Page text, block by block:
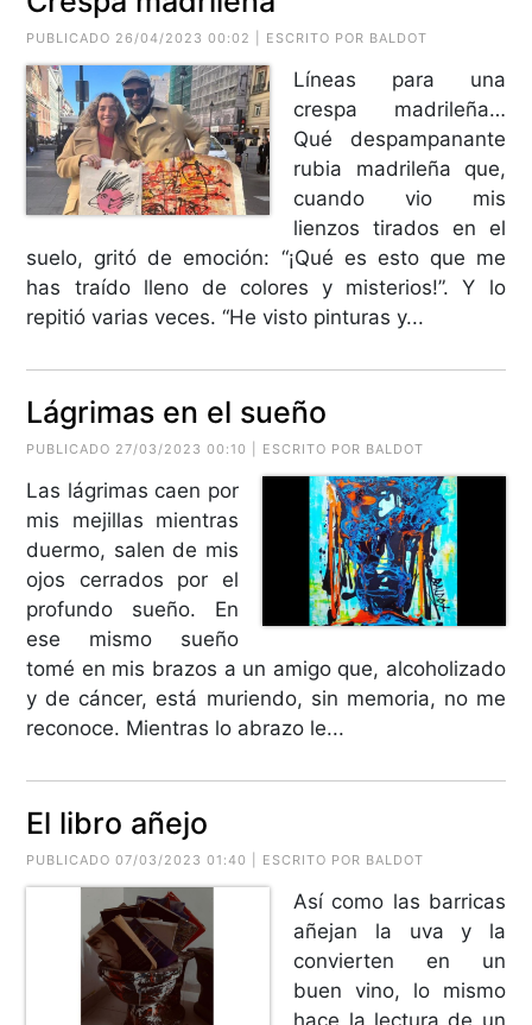
PUBLICADO 26/04/2023 00:02 | ESCRITO POR BALDOT
Líneas para una
crespa madrileña…
Qué despampanante
rubia madrileña que,
cuando vio mis
lienzos tirados en el
suelo, gritó de emoción: “¡Qué es esto que me
has traído lleno de colores y misterios!”. Y lo
repitió varias veces. “He visto pinturas y...
Lágrimas en el sueño
PUBLICADO 27/03/2023 00:10 | ESCRITO POR BALDOT
Las lágrimas caen por
mis mejillas mientras
duermo, salen de mis
ojos cerrados por el
profundo sueño. En
ese mismo sueño
tomé en mis brazos a un amigo que, alcoholizado
y de cáncer, está muriendo, sin memoria, no me
reconoce. Mientras lo abrazo le...
El libro añejo
PUBLICADO 07/03/2023 01:40 | ESCRITO POR BALDOT
Así como las barricas
añejan la uva y la
convierten en un
buen vino, lo mismo